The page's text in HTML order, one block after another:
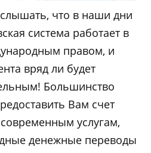
что в наши дни
система работает в
правом, и
вряд ли будет
Большинство
Вам счет
услугам,
денежные переводы